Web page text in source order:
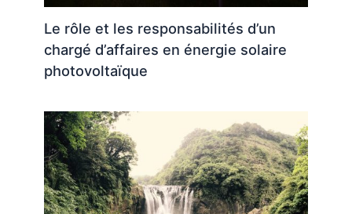
Le rôle et les responsabilités d’un
chargé d’affaires en énergie solaire
photovoltaïque